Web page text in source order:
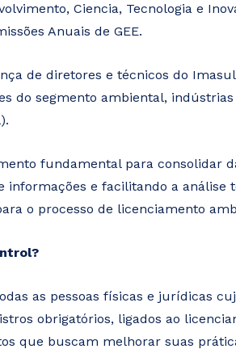
Ciencia, Tecnologia e
Anuais de GEE.
de diretores e técnicos do
do segmento ambiental,
fundamental para consolidar
informações e facilitando a análise
o processo de licenciamento
as pessoas físicas e jurídicas
obrigatórios, ligados ao
que buscam melhorar suas